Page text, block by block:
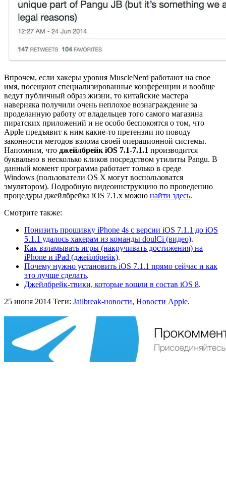
Впрочем, если хакеры уровня MuscleNerd работают на свое
имя, посещают специализированные конференции и вообще
ведут публичный образ жизни, то китайские мастера
наверняка получили очень неплохое вознаграждение за
проделанную работу от владельцев того самого магазина
пиратских приложений и не особо беспокоятся о том, что
Apple предъявит к ним какие-то претензии по поводу
законности методов взлома своей операционной системы.
Напомним, что джейлбрейк iOS 7.1-7.1.1 производится
буквально в несколько кликов посредством утилиты Pangu. В
данный момент программа работает только в среде
Windows (пользователи OS X могут воспользоватся
эмулятором). Подробную видеоинструкцию по проведению
процедуры джейлбрейка iOS 7.1.x можно найти здесь.
Смотрите также:
Понизить прошивку iPhone 4s с версии iOS 7.1.1 до iOS
5.1.1 удалось хакерам из команды doulCi (видео).
Как взламывать игры (накручивать достижения) на
iPhone и iPad (джейлбрейк).
Почему нужно установить iOS 7.1.1 прямо сейчас и как
это лучше сделать.
Джейлбрейк-твики, которые вошли в состав iOS 8.
25 июня 2014 Теги: Jailbreak-новости, Новости Apple.